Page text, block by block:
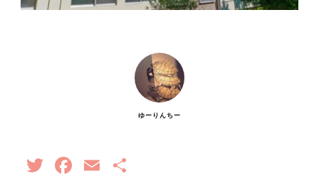
ゆーりんちー
TwitterFacebook
Email